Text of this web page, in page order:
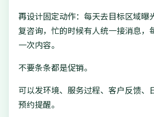
再设计固定动作：每天去目标区域曝
复咨询，忙的时候有人统一接消息，
一次内容。
不要条条都是促销。
可以发环境、服务过程、客户反馈、
预约提醒。